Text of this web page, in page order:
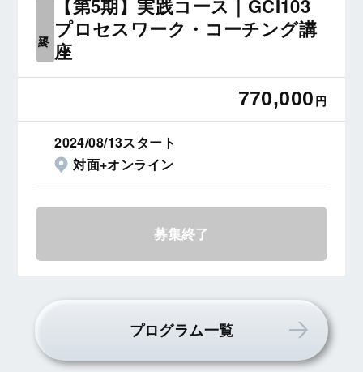
【第5期】実践コース｜GCI103
プロセスワーク・コーチング講
座
770,000 円
2024/08/13スタート
対面+オンライン
募集終了
プログラム一覧